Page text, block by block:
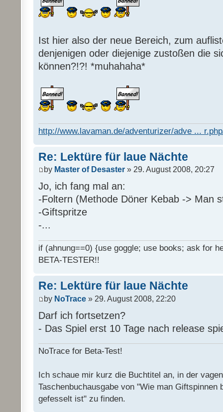
Ist hier also der neue Bereich, zum
denjenigen oder diejenige zustoßen die
können?!?! *muhahaha*
http://www.lavaman.de/adventurizer/adve ...
Re: Lektüre für laue Nächte
by Master of Desaster » 29. August 2008, 20:27
Jo, ich fang mal an:
-Foltern (Methode Döner Kebab -> Man
-Giftspritze
-...
if (ahnung==0) {use goggle; use books; ask for
BETA-TESTER!!
Re: Lektüre für laue Nächte
by NoTrace » 29. August 2008, 22:20
Darf ich fortsetzen?
- Das Spiel erst 10 Tage nach release
NoTrace for Beta-Test!
Ich schaue mir kurz die Buchtitel an, in der
Taschenbuchausgabe von "Wie man Giftspinnen
gefesselt ist" zu finden.